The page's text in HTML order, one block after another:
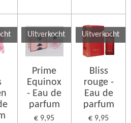
Uitverkocht
Prime
Equinox
- Eau de
parfum
€ 9,95
Uitverkocht
Bliss
rouge -
Eau de
parfum
€ 9,95